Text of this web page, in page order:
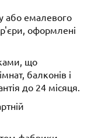
або емалевого
оформлені
що
балконів і
до 24 місяця.